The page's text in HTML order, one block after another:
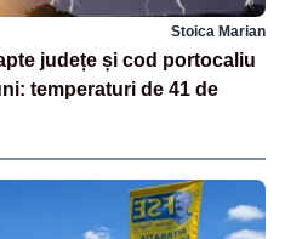
Stoica Marian
județe și cod portocaliu
temperaturi de 41 de